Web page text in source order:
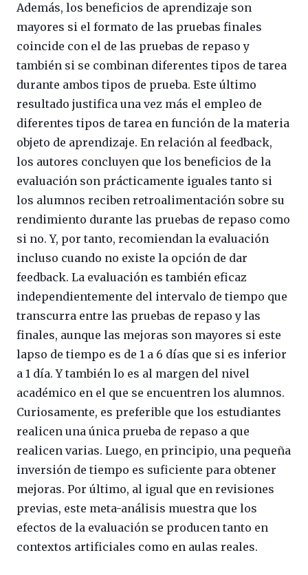
Además, los beneficios de aprendizaje son
mayores si el formato de las pruebas finales
coincide con el de las pruebas de repaso y
también si se combinan diferentes tipos de tarea
durante ambos tipos de prueba. Este último
resultado justifica una vez más el empleo de
diferentes tipos de tarea en función de la materia
objeto de aprendizaje. En relación al feedback,
los autores concluyen que los beneficios de la
evaluación son prácticamente iguales tanto si
los alumnos reciben retroalimentación sobre su
rendimiento durante las pruebas de repaso como
si no. Y, por tanto, recomiendan la evaluación
incluso cuando no existe la opción de dar
feedback. La evaluación es también eficaz
independientemente del intervalo de tiempo que
transcurra entre las pruebas de repaso y las
finales, aunque las mejoras son mayores si este
lapso de tiempo es de 1 a 6 días que si es inferior
a 1 día. Y también lo es al margen del nivel
académico en el que se encuentren los alumnos.
Curiosamente, es preferible que los estudiantes
realicen una única prueba de repaso a que
realicen varias. Luego, en principio, una pequeña
inversión de tiempo es suficiente para obtener
mejoras. Por último, al igual que en revisiones
previas, este meta-análisis muestra que los
efectos de la evaluación se producen tanto en
contextos artificiales como en aulas reales.